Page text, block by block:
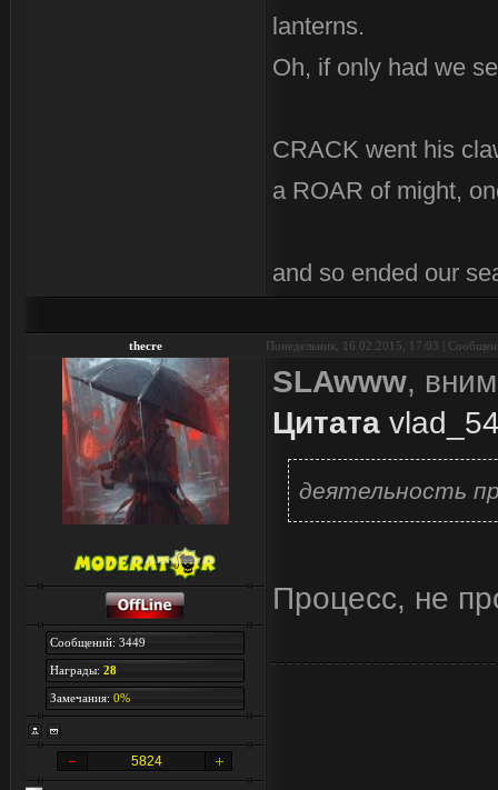
lanterns.
Oh, if only had we
CRACK went his
a ROAR of might,
and so ended our
thecre Понедельник, 16.02.2015, 17:03 |
Сообщений: 3449
Награды: 28
Замечания: 0%
5824
SLAwww,
Цитата
деятельность
Процесс, не